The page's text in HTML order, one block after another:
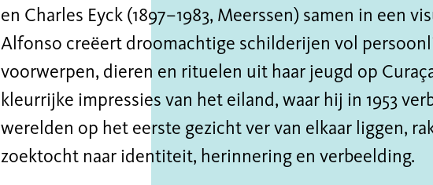
en Charles Eyck (1897–1983, Meerssen) samen in een
Alfonso creëert droomachtige schilderijen vol
voorwerpen, dieren en rituelen uit haar jeugd op
kleurrijke impressies van het eiland, waar hij in 1953
werelden op het eerste gezicht ver van elkaar liggen,
zoektocht naar identiteit, herinnering en verbeelding.